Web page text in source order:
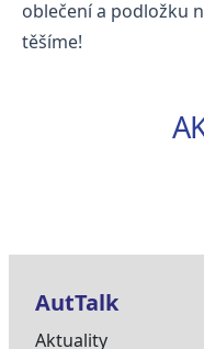
oblečení a podložku
těšíme!
AutTalk
Aktuality